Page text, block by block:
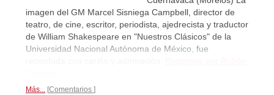
imagen del GM Marcel Sisniega Campbell, director de
teatro, de cine, escritor, periodista, ajedrecista y traductor
de William Shakespeare en "Nuestros Clásicos" de la
Universidad Nacional Autónoma de México, fue
Más... Comentarios